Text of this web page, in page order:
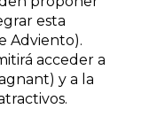
esta
Adviento).
acceder a
y a la